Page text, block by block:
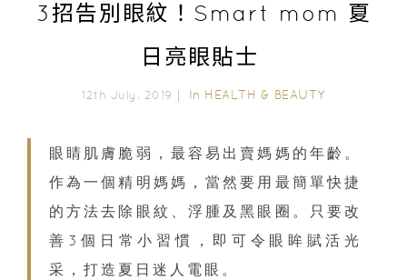
3招告別眼紋！Smart mom 夏
日亮眼貼士
12th July, 2019｜ In HEALTH & BEAUTY
眼睛肌膚脆弱，最容易出賣媽媽的年齡。
作為一個精明媽媽，當然要用最簡單快捷
的方法去除眼紋、浮腫及黑眼圈。只要改
善3個日常小習慣，即可令眼眸賦活光
采，打造夏日迷人電眼。